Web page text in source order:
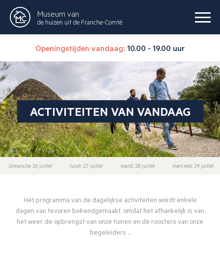
Museum van
de huizen uit de Franche-Comté
Openingstijden vandaag: 10.00 - 19.00 uur
ACTIVITEITEN VAN VANDAAG
dimanche 26 juillet lundi 27 juillet mardi 28 juillet mercredi 29 juillet
Het programma van de dagelijkse activiteiten wordt enkele
dagen van tevoren bekendgemaakt, omdat het afhankelijk is van
het weer, de opbrengst van onze tuinen en de roosters van onze
begeleiders ...